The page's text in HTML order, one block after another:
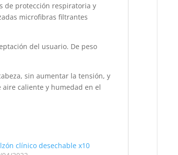
de protección respiratoria y
microfibras filtrantes
del usuario. De peso
sin aumentar la tensión, y
caliente y humedad en el
clínico desechable x10